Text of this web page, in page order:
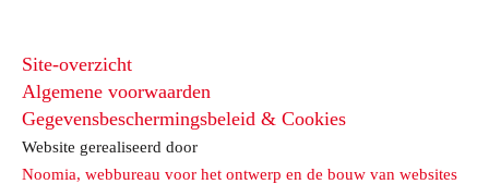
Site-overzicht
Algemene voorwaarden
Gegevensbeschermingsbeleid & Cookies
Website gerealiseerd door
Noomia, webbureau voor het ontwerp en de bouw van websites